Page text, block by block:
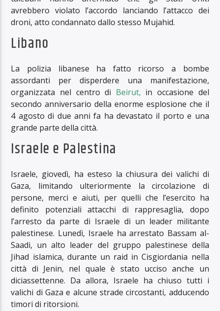
avrebbero violato l’accordo lanciando l’attacco dei
droni, atto condannato dallo stesso Mujahid.
Libano
La polizia libanese ha fatto ricorso a bombe
assordanti per disperdere una manifestazione,
organizzata nel centro di Beirut, in occasione del
secondo anniversario della enorme esplosione che il
4 agosto di due anni fa ha devastato il porto e una
grande parte della città.
Israele e Palestina
Israele, giovedì, ha esteso la chiusura dei valichi di
Gaza, limitando ulteriormente la circolazione di
persone, merci e aiuti, per quelli che l’esercito ha
definito potenziali attacchi di rappresaglia, dopo
l’arresto da parte di Israele di un leader militante
palestinese. Lunedì, Israele ha arrestato Bassam al-
Saadi, un alto leader del gruppo palestinese della
Jihad islamica, durante un raid in Cisgiordania nella
città di Jenin, nel quale è stato ucciso anche un
diciassettenne. Da allora, Israele ha chiuso tutti i
valichi di Gaza e alcune strade circostanti, adducendo
timori di ritorsioni.